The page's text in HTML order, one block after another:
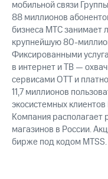
о
погашении
именных
облигаций
Другое
Регистратор
Реквизиты
Контакты
развитие
деловая этика
На главную
мобильной связи
88 миллионов
бизнеса МТС занимает
крупнейшую 80-
Фиксированными
в интернет и ТВ —
сервисами OTT и
11,7 миллионов
экосистемных
Компания располагает
магазинов в России.
бирже под кодом